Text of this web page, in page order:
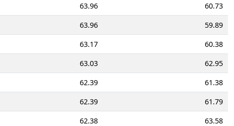
63.96
60.73
63.96
59.89
63.17
60.38
63.03
62.95
62.39
61.38
62.39
61.79
62.38
63.58